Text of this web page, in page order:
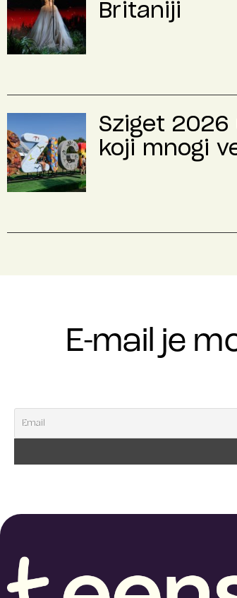
Britaniji
Sziget 2026
koji mnogi
E-mail je